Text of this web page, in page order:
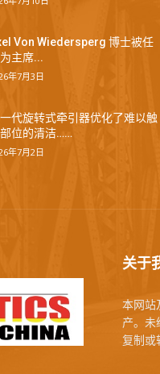
Von Wiedersperg 博士被任
主席...
年7月3日
代旋转式牵引器优化了难以触
位的清洁……
年7月2日
关于
本网站
产。
复制或